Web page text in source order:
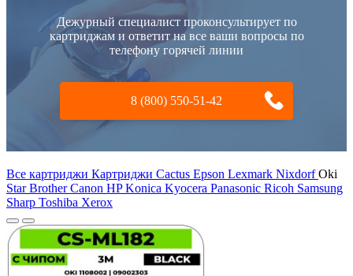
Дежурный специалист проконсультирует по
картриджам и ответит на все ваши вопросы по
телефону горячей линии
8 (800) 550-51-42
Все картриджи Картриджи Cactus Epson Lexmark NixdorfOki
StarBrotherCanon HPKonica Kyocera Panasonic Ricoh Samsung
Sharp Toshiba Xerox